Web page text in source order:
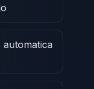
automatica